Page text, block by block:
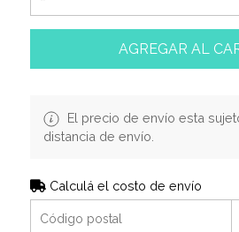
AGREGAR AL
El precio de envío esta
distancia de envío.
Calculá el costo de envío